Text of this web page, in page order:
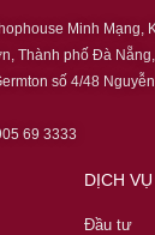
Minh Mạng,
Thành phố Đà
số 4/48
69 3333
DỊCH VỤ
Đầu tư